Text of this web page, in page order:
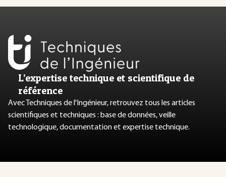
L’expertise technique et scientifique de
référence
Avec Techniques de l'Ingénieur, retrouvez tous les articles
scientifiques et techniques : base de données, veille
technologique, documentation et expertise technique.